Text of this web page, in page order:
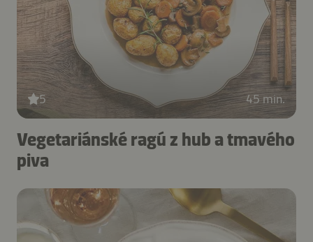
5 45 min.
Vegetariánské ragú z hub a tmavého
piva